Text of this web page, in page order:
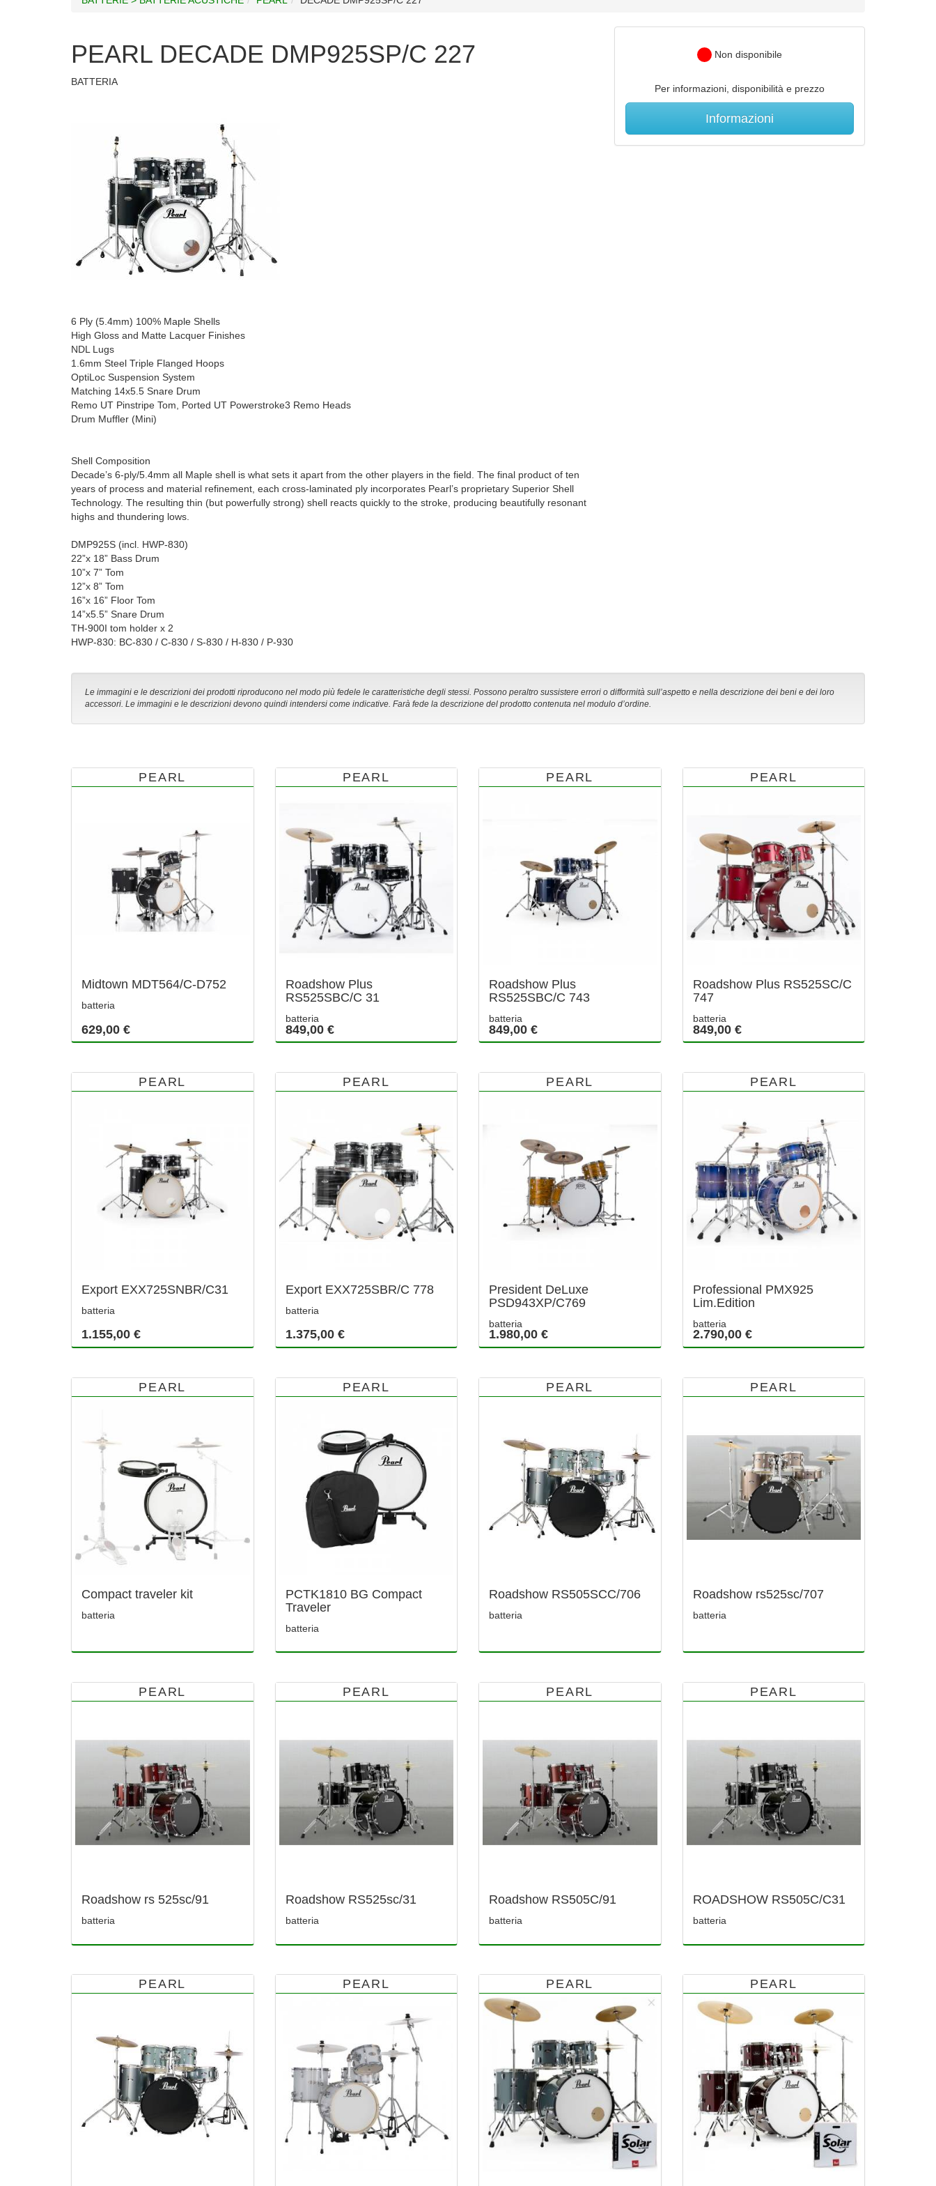
Non disponibile
Per informazioni, disponibilità e prezzo
Informazioni
PEARL DECADE DMP925SP/C 227
BATTERIA
6 Ply (5.4mm) 100% Maple Shells
High Gloss and Matte Lacquer Finishes
NDL Lugs
1.6mm Steel Triple Flanged Hoops
OptiLoc Suspension System
Matching 14x5.5 Snare Drum
Remo UT Pinstripe Tom, Ported UT Powerstroke3 Remo Heads
Drum Muffler (Mini)
Shell Composition
Decade’s 6-ply/5.4mm all Maple shell is what sets it apart from the other players in the field. The final product of ten
years of process and material refinement, each cross-laminated ply incorporates Pearl’s proprietary Superior Shell
Technology. The resulting thin (but powerfully strong) shell reacts quickly to the stroke, producing beautifully resonant
highs and thundering lows.
DMP925S (incl. HWP-830)
22”x 18” Bass Drum
10”x 7” Tom
12”x 8” Tom
16”x 16” Floor Tom
14”x5.5” Snare Drum
TH-900I tom holder x 2
HWP-830: BC-830 / C-830 / S-830 / H-830 / P-930
Le immagini e le descrizioni dei prodotti riproducono nel modo più fedele le caratteristiche degli stessi. Possono peraltro sussistere errori o difformità sull’aspetto e nella descrizione dei beni e dei loro
accessori. Le immagini e le descrizioni devono quindi intendersi come indicative. Farà fede la descrizione del prodotto contenuta nel modulo d’ordine.
PEARL
Midtown MDT564/C-D752
batteria
629,00 €
PEARL
Roadshow Plus
RS525SBC/C 31
batteria
849,00 €
PEARL
Roadshow Plus
RS525SBC/C 743
batteria
849,00 €
PEARL
Roadshow Plus RS525SC/C
747
batteria
849,00 €
PEARL
Export EXX725SNBR/C31
batteria
1.155,00 €
PEARL
Export EXX725SBR/C 778
batteria
1.375,00 €
PEARL
President DeLuxe
PSD943XP/C769
batteria
1.980,00 €
PEARL
Professional PMX925
Lim.Edition
batteria
2.790,00 €
PEARL
Compact traveler kit
batteria
PEARL
PCTK1810 BG Compact
Traveler
batteria
PEARL
Roadshow RS505SCC/706
batteria
PEARL
Roadshow rs525sc/707
batteria
PEARL
Roadshow rs 525sc/91
batteria
PEARL
Roadshow RS525sc/31
batteria
PEARL
Roadshow RS505C/91
batteria
PEARL
ROADSHOW RS505C/C31
batteria
PEARL PEARL PEARL PEARL